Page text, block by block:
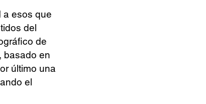
a esos que
del
de
basado en
último una
el